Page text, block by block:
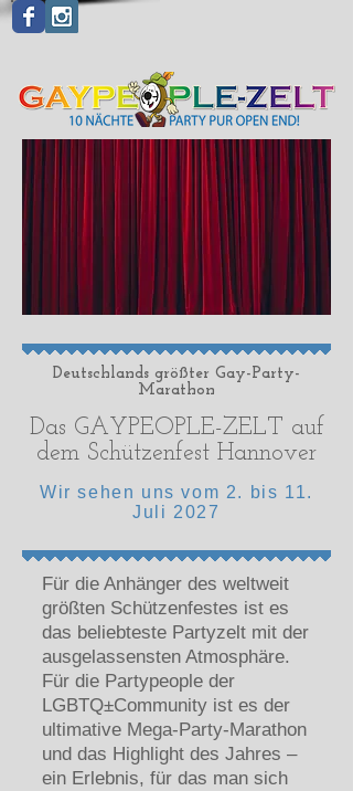
Deutschlands größter Gay-Party-
Marathon
Das GAYPEOPLE-ZELT auf
dem Schützenfest Hannover
Wir sehen uns vom 2. bis 11.
Juli 2027
Für die Anhänger des weltweit
größten Schützenfestes ist es
das beliebteste Partyzelt mit der
ausgelassensten Atmosphäre.
Für die Partypeople der
LGBTQ±Community ist es der
ultimative Mega‑Party‑Marathon
und das Highlight des Jahres –
ein Erlebnis, für das man sich